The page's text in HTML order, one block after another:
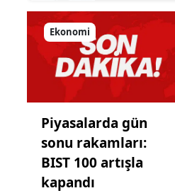
Tarihin
milletlerin
önüne
koyduğu
ayna!
Ekonomi
Piyasalarda gün
sonu rakamları:
BIST 100 artışla
kapandı